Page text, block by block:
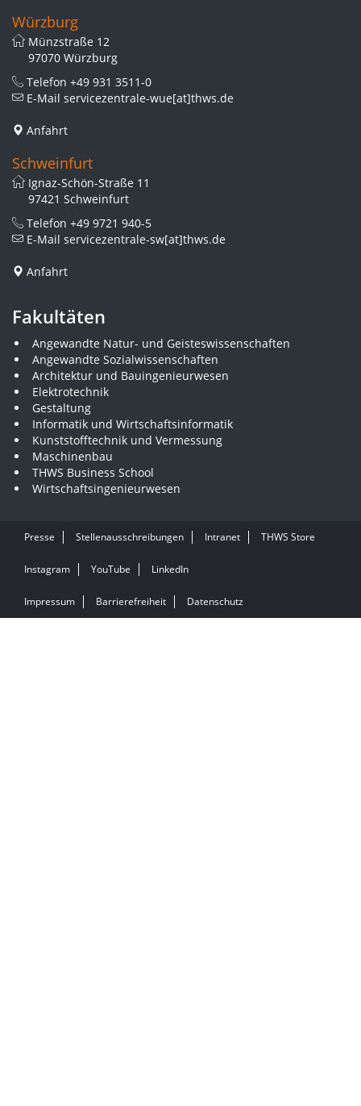
Würzburg
Münzstraße 12
97070 Würzburg
Telefon +49 931 3511-0
E-Mail servicezentrale-wue[at]thws.de
Anfahrt
Schweinfurt
Ignaz-Schön-Straße 11
97421 Schweinfurt
Telefon +49 9721 940-5
E-Mail servicezentrale-sw[at]thws.de
Anfahrt
Fakultäten
Angewandte Natur- und Geisteswissenschaften
Angewandte Sozialwissenschaften
Architektur und Bauingenieurwesen
Elektrotechnik
Gestaltung
Informatik und Wirtschaftsinformatik
Kunststofftechnik und Vermessung
Maschinenbau
THWS Business School
Wirtschaftsingenieurwesen
Presse Stellenausschreibungen Intranet THWS Store
Instagram YouTube LinkedIn
Impressum Barrierefreiheit Datenschutz